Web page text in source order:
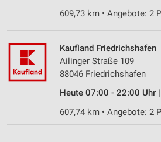
609,73 km • Angebote: 2
Kaufland Friedrichshafen
Ailinger Straße 109
88046 Friedrichshafen
Heute 07:00 - 22:00 Uhr |
607,74 km • Angebote: 2